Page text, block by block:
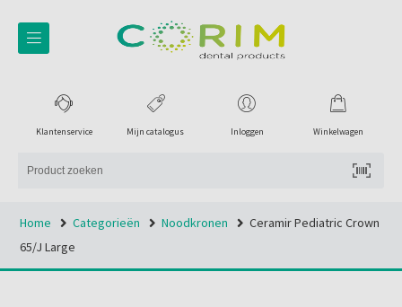
Winkelwagen
Inloggen
Mijn catalogus
Klantenservice
Home Categorieën Noodkronen
Ceramir Pediatric Crown
65/j Large